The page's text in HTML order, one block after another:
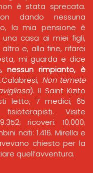
è stata sprecata.
dando nessuna
la mia pensione è
casa ai miei figli,
e, alla fine, rifarei
mi guarda e dice
nessun rimpianto, è
Non temete
). Il Saint Kizito
letto, 7 medici, 65
Visite
ricoveri: 10.000;
nati: 1.416. Mirella e
chiesto per la
quell’avventura.